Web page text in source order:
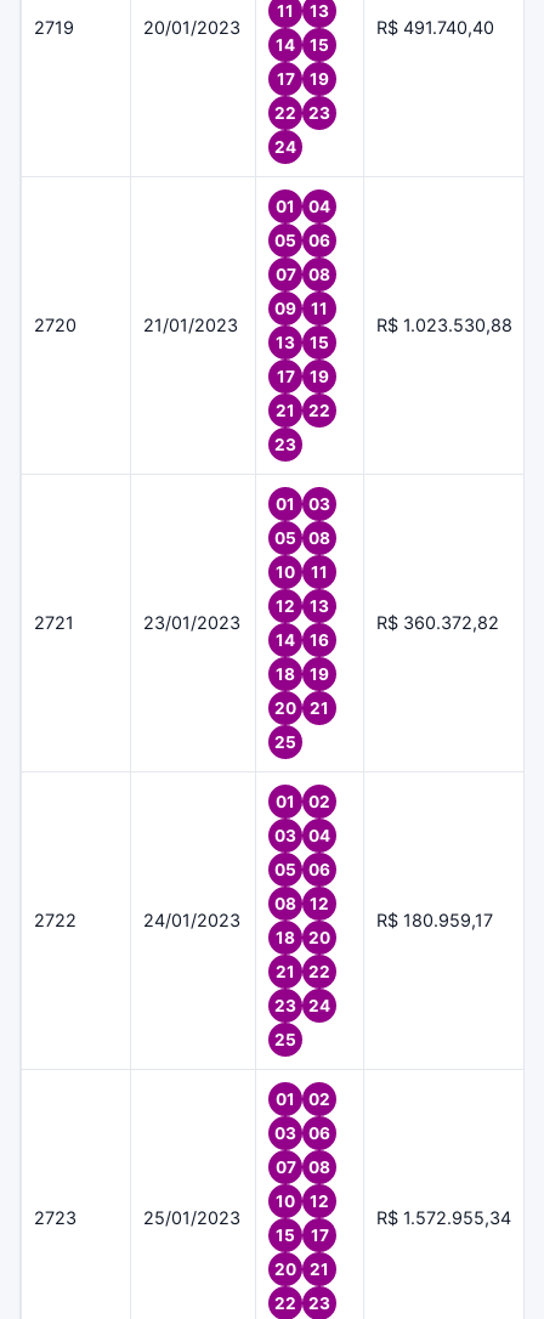
2719 20/01/2023
11
13
14
15
17
19
22
23
24
R$ 491.740,40
2720 21/01/2023
01
04
05
06
07
08
09
11
13
15
17
19
21
22
23
R$ 1.023.530,88
2721 23/01/2023
01
03
05
08
10
11
12
13
14
16
18
19
20
21
25
R$ 360.372,82
2722 24/01/2023
01
02
03
04
05
06
08
12
18
20
21
22
23
24
25
R$ 180.959,17
2723 25/01/2023
01
02
03
06
07
08
10
12
15
17
20
21
22
23
R$ 1.572.955,34